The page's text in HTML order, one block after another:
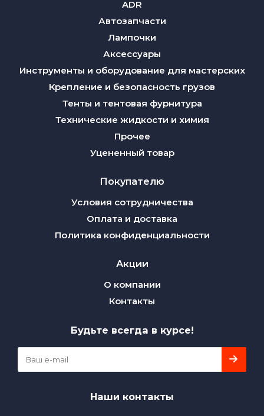
ADR
Автозапчасти
Лампочки
Аксессуары
Инструменты и оборудование для мастерских
Крепление и безопасность грузов
Тенты и тентовая фурнитура
Технические жидкости и химия
Прочее
Уцененный товар
Покупателю
Условия сотрудничества
Оплата и доставка
Политика конфиденциальности
Акции
О компании
Контакты
Будьте всегда в курсе!
Наши контакты